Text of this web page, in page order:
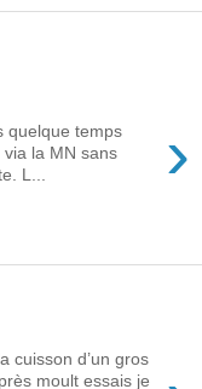
›
quelque temps
la MN sans
L...
cuisson d’un gros
moult essais je